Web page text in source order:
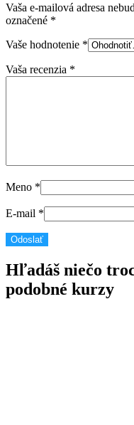
Vaša e-mailová adresa
označené *
Vaše hodnotenie *
Vaša recenzia *
Meno *
E-mail *
Hľadáš niečo
podobné kurzy